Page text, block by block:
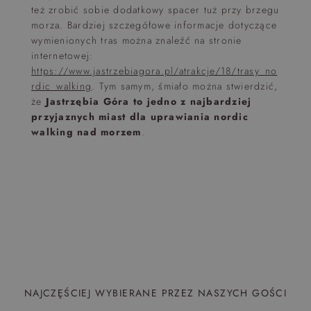
też zrobić sobie dodatkowy spacer tuż przy brzegu
morza. Bardziej szczegółowe informacje dotyczące
wymienionych tras można znaleźć na stronie
internetowej:
https://www.jastrzebiagora.pl/atrakcje/18/trasy_no
rdic_walking. Tym samym, śmiało można stwierdzić,
że Jastrzębia Góra to jedno z najbardziej
przyjaznych miast dla uprawiania nordic
walking nad morzem.
NAJCZĘŚCIEJ WYBIERANE PRZEZ NASZYCH GOŚCI